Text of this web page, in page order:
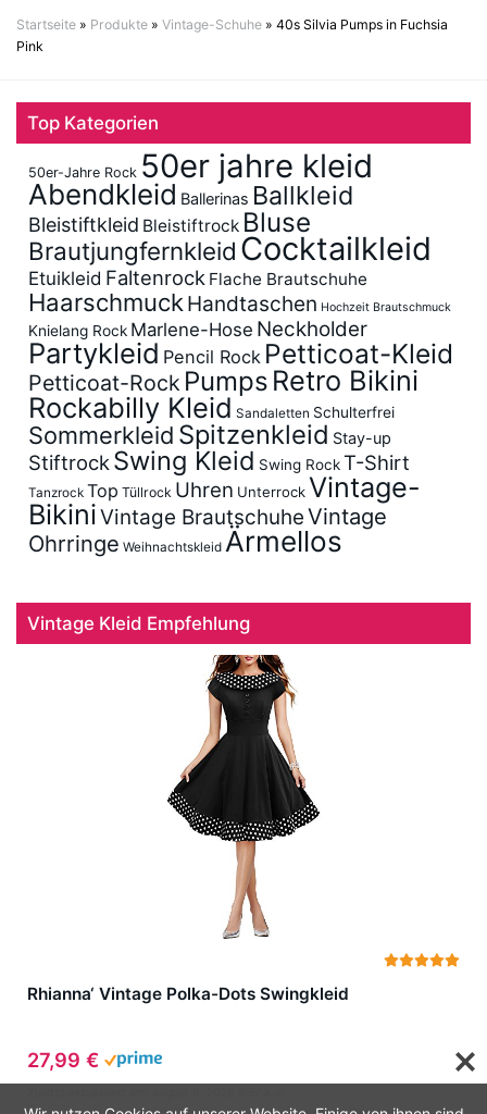
Startseite » Produkte » Vintage-Schuhe » 40s Silvia Pumps in Fuchsia
Pink
Top Kategorien
50er-Jahre Rock 50er jahre kleid
Abendkleid Ballerinas Ballkleid
Bleistiftkleid Bleistiftrock Bluse
Brautjungfernkleid Cocktailkleid
Etuikleid Faltenrock Flache Brautschuhe
Haarschmuck Handtaschen Hochzeit Brautschmuck
Knielang Rock Marlene-Hose Neckholder
Partykleid Pencil Rock Petticoat-Kleid
Petticoat-Rock Pumps Retro Bikini
Rockabilly Kleid Sandaletten Schulterfrei
Sommerkleid Spitzenkleid Stay-up
Stiftrock Swing Kleid Swing RockT-Shirt
Tanzrock Top Tüllrock Uhren UnterrockVintage-
BikiniVintage BrautschuheVintage
Ohrringe Weihnachtskleid Ärmellos
Vintage Kleid Empfehlung
Rhianna‘ Vintage Polka-Dots Swingkleid
27,99 €